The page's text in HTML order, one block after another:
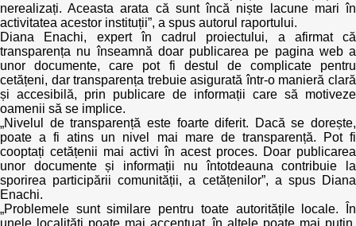
nerealizați. Aceasta arata că sunt încă niște lacune mari în
activitatea acestor instituții”, a spus autorul raportului.
Diana Enachi, expert în cadrul proiectului, a afirmat că
transparența nu înseamnă doar publicarea pe pagina web a
unor documente, care pot fi destul de complicate pentru
cetățeni, dar transparența trebuie asigurată într-o manieră clară
și accesibilă, prin publicare de informații care să motiveze
oamenii să se implice.
„Nivelul de transparență este foarte diferit. Dacă se dorește,
poate a fi atins un nivel mai mare de transparență. Pot fi
cooptați cetățenii mai activi în acest proces. Doar publicarea
unor documente și informații nu întotdeauna contribuie la
sporirea participării comunității, a cetățenilor”, a spus Diana
Enachi.
„Problemele sunt similare pentru toate autoritățile locale. În
unele localități poate mai accentuat, în altele poate mai puțin,